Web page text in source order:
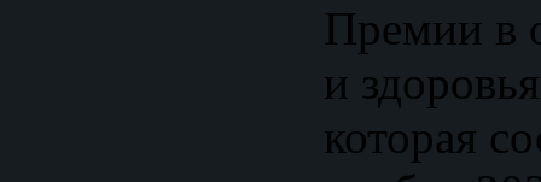
Премии в
и
которая